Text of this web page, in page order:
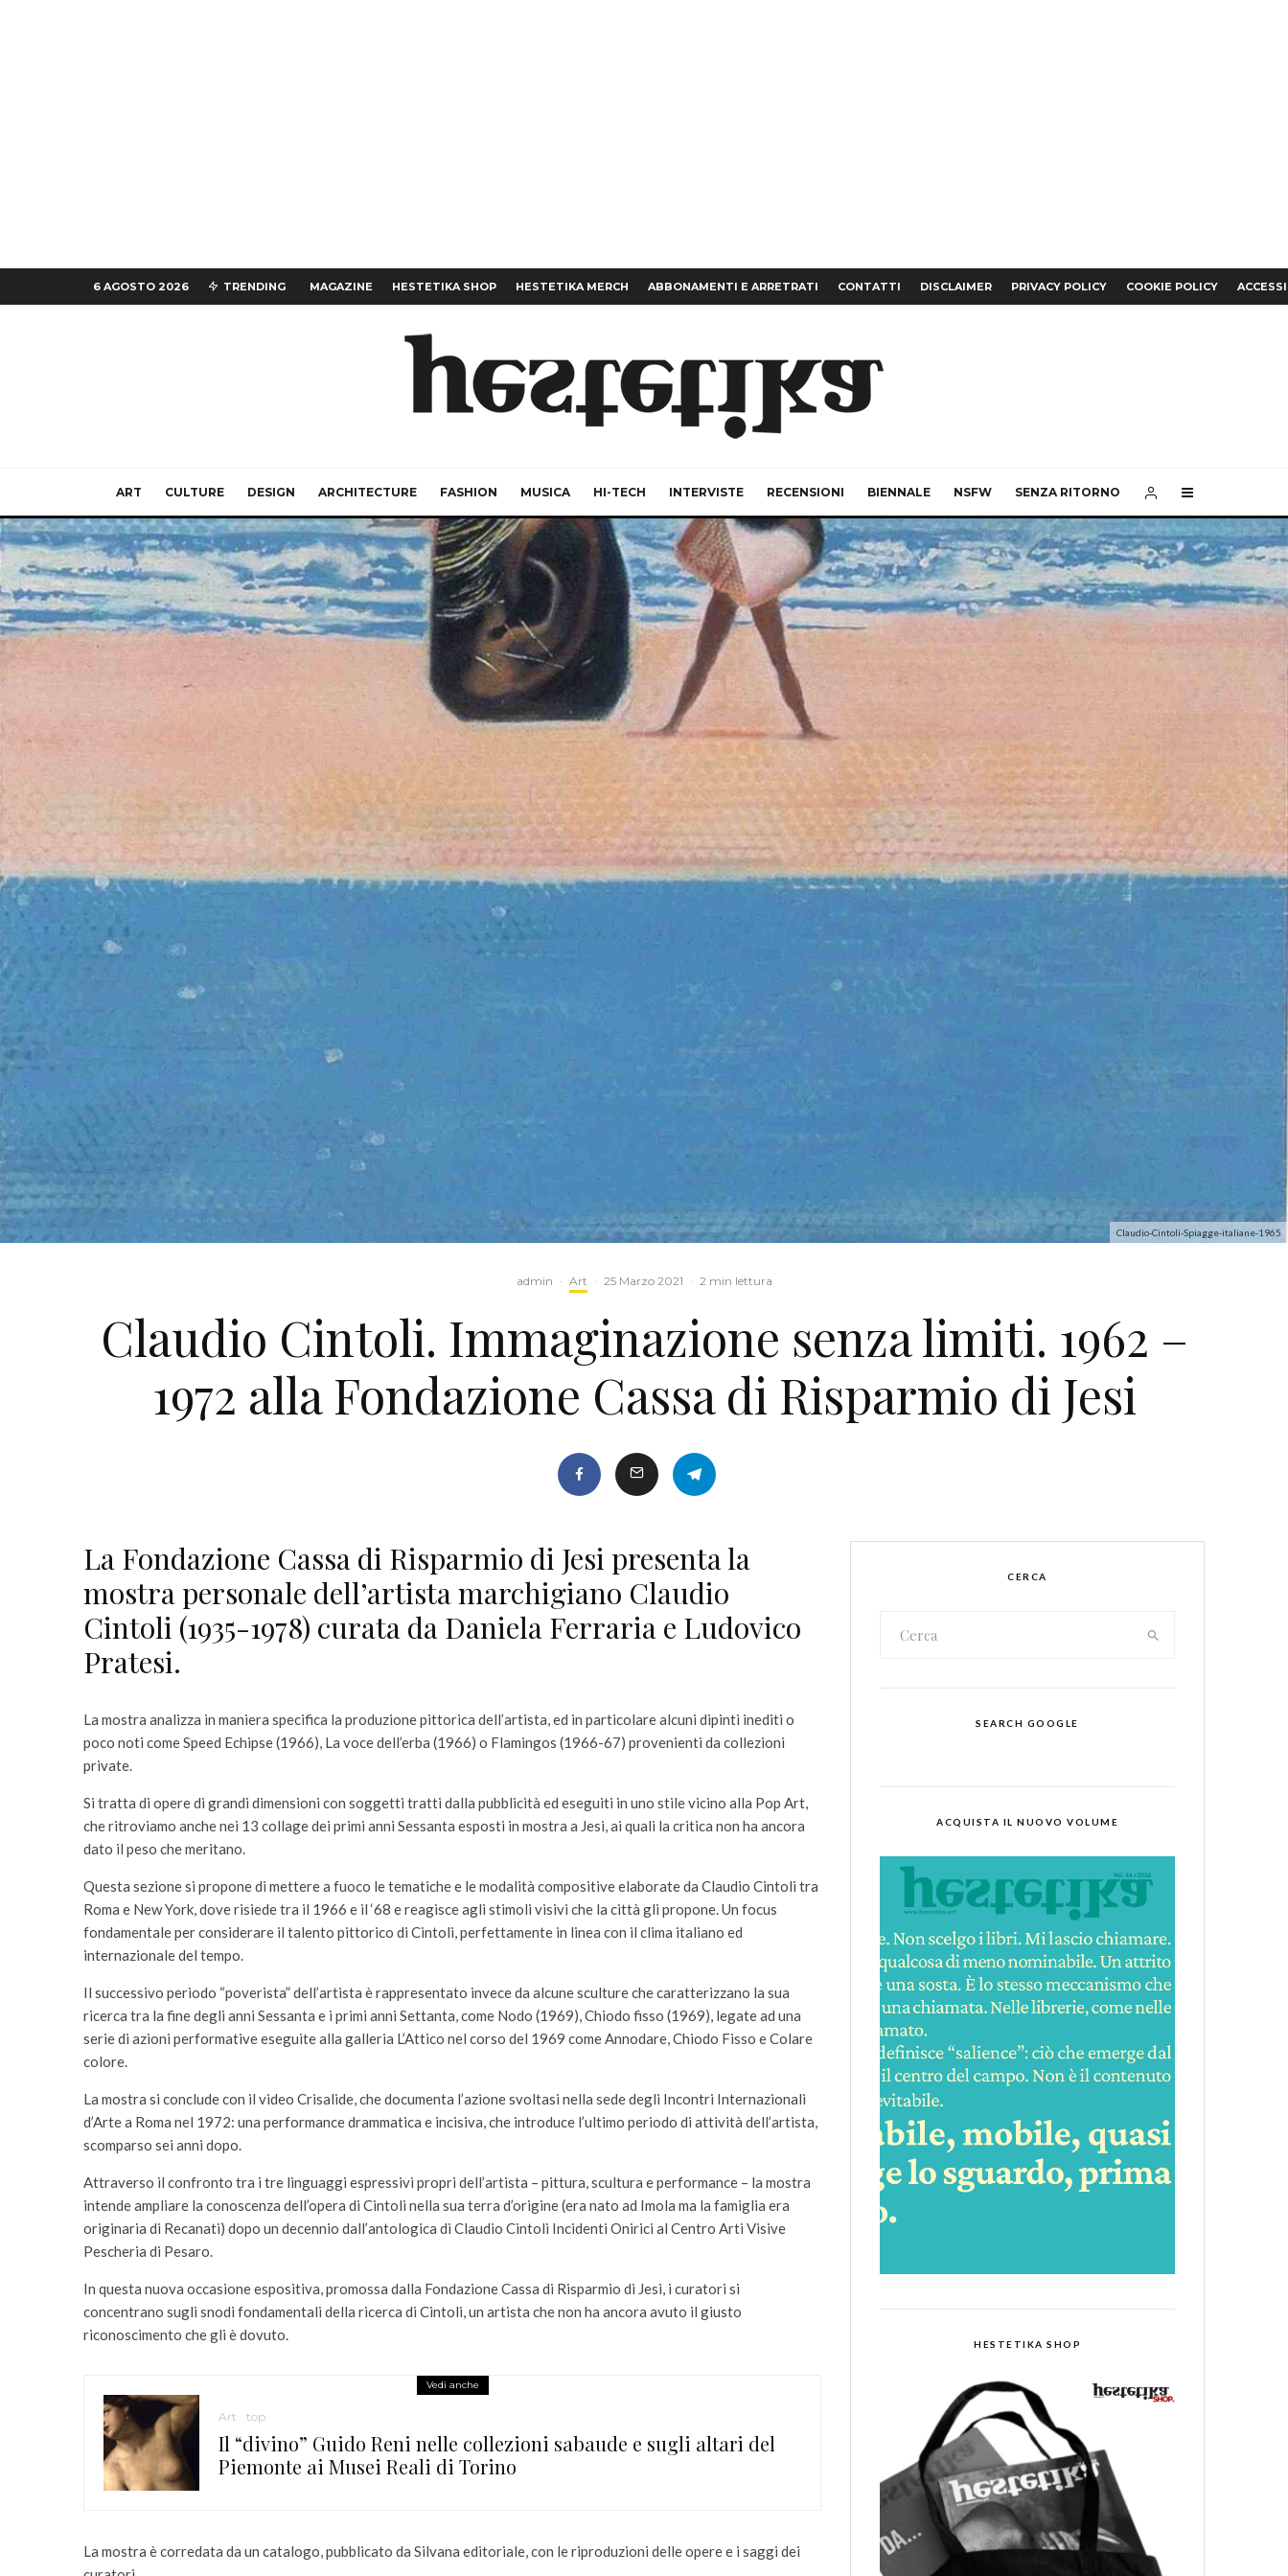
6 AGOSTO 2026 TRENDING MAGAZINE HESTETIKA SHOP HESTETIKA MERCH ABBONAMENTI E ARRETRATI CONTATTI DISCLAIMER PRIVACY POLICY COOKIE POLICY
ART CULTURE DESIGN ARCHITECTURE FASHION MUSICA HI-TECH INTERVISTE RECENSIONI BIENNALE NSFW SENZA RITORNO
Claudio-Cintoli-Spiagge-italiane-1965
admin · Art · 25 Marzo 2021 · 2 min lettura
Claudio Cintoli. Immaginazione senza limiti. 1962 –
1972 alla Fondazione Cassa di Risparmio di Jesi
La Fondazione Cassa di Risparmio di Jesi presenta la
mostra personale dell’artista marchigiano Claudio
Cintoli (1935-1978) curata da Daniela Ferraria e Ludovico
Pratesi.
La mostra analizza in maniera specifica la produzione pittorica dell’artista, ed in particolare alcuni dipinti inediti o
poco noti come Speed Echipse (1966), La voce dell’erba (1966) o Flamingos (1966-67) provenienti da collezioni
private.
Si tratta di opere di grandi dimensioni con soggetti tratti dalla pubblicità ed eseguiti in uno stile vicino alla Pop Art,
che ritroviamo anche nei 13 collage dei primi anni Sessanta esposti in mostra a Jesi, ai quali la critica non ha ancora
dato il peso che meritano.
Questa sezione si propone di mettere a fuoco le tematiche e le modalità compositive elaborate da Claudio Cintoli tra
Roma e New York, dove risiede tra il 1966 e il ‘68 e reagisce agli stimoli visivi che la città gli propone. Un focus
fondamentale per considerare il talento pittorico di Cintoli, perfettamente in linea con il clima italiano ed
internazionale del tempo.
Il successivo periodo “poverista” dell’artista è rappresentato invece da alcune sculture che caratterizzano la sua
ricerca tra la fine degli anni Sessanta e i primi anni Settanta, come Nodo (1969), Chiodo fisso (1969), legate ad una
serie di azioni performative eseguite alla galleria L’Attico nel corso del 1969 come Annodare, Chiodo Fisso e Colare
colore.
La mostra si conclude con il video Crisalide, che documenta l’azione svoltasi nella sede degli Incontri Internazionali
d’Arte a Roma nel 1972: una performance drammatica e incisiva, che introduce l’ultimo periodo di attività dell’artista,
scomparso sei anni dopo.
Attraverso il confronto tra i tre linguaggi espressivi propri dell’artista – pittura, scultura e performance – la mostra
intende ampliare la conoscenza dell’opera di Cintoli nella sua terra d’origine (era nato ad Imola ma la famiglia era
originaria di Recanati) dopo un decennio dall’antologica di Claudio Cintoli Incidenti Onirici al Centro Arti Visive
Pescheria di Pesaro.
In questa nuova occasione espositiva, promossa dalla Fondazione Cassa di Risparmio di Jesi, i curatori si
concentrano sugli snodi fondamentali della ricerca di Cintoli, un artista che non ha ancora avuto il giusto
riconoscimento che gli è dovuto.
Vedi anche
Art top
Il “divino” Guido Reni nelle collezioni sabaude e sugli altari del
Piemonte ai Musei Reali di Torino
La mostra è corredata da un catalogo, pubblicato da Silvana editoriale, con le riproduzioni delle opere e i saggi dei
CERCA
SEARCH GOOGLE
ACQUISTA IL NUOVO VOLUME
HESTETIKA SHOP